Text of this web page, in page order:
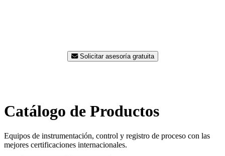
Solicitar asesoría gratuita
Catálogo de Productos
Equipos de instrumentación, control y registro de proceso con las
mejores certificaciones internacionales.